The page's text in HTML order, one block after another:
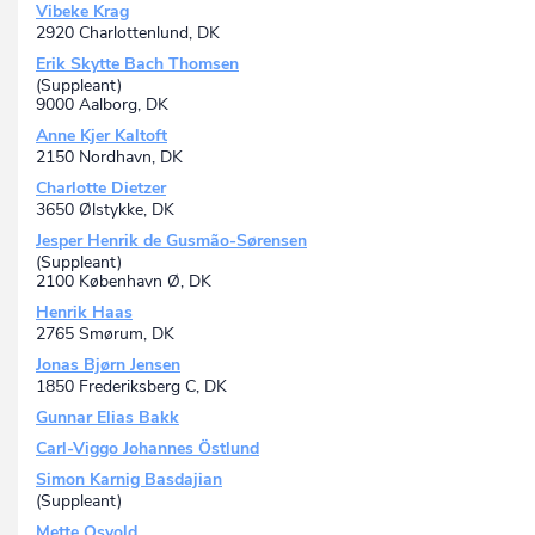
ARBEJDSSKADEFORSIKRINGSSELSKAB I A/S
TRYG-BALTICA FORSIKRING,
ARBEJDSSKADEFORSIKRINGSSELSKAB II A/S
TRYG FORSIKRING, ARBEJDSSKADEFORSIKRINGSSELSKAB A/
BALTICA ARBEJDSSKADE, FORSIKRINGSAKTIESELSKAB
TRYG FINANSIERINGSAKTIESELSKAB
MAX LEVIG & CO.S EFT. FORSIKRINGSAKTIESELSKAB
A. JESSEN & CO.S EFT. FORSIKRINGSAKTIESELSKAB
TRYG-BALTICA FORSIKRING, SKADESFORSIKRINGSSELSKAB
TRYG-BALTICA FORSIKRING A/S
TRYG FORSIKRING, ARBEJDSSKADEFORSIKRINGSSELSKAB I
TRYG FORSIKRING, ARBEJDSSKADEFORSIKRINGSSELSKAB II
UNI SKADEFORSIKRING A/S
SKADEFORSIKRINGSAKTIESELSKABET ENHJØRNINGEN
TRYG-BALTICA FORSIKRING, SKADESFORSIKRINGSSELSKAB II
A/S
TRYG-BALTICA FORSIKRING II A/S
TRYG FORSIKRING, SKADESFORSIKRINGSSELSKAB II A/S
A/S DANSK BYGNINGS ASSURANCE
FORSIKRINGS-AKTIESELSKABET CONCORD
FORSIKRINGSSELSKABET FRIBO A/S
DANSK HUSEJERFORSIKRING A/S
P-nr.: 1029695756
Englandsgade 25, st. tv, 6700 Esbjerg, DK
Vibeke Krag
2920 Charlottenlund, DK
Erik Skytte Bach Thomsen
(Suppleant)
9000 Aalborg, DK
Anne Kjer Kaltoft
2150 Nordhavn, DK
Charlotte Dietzer
3650 Ølstykke, DK
Jesper Henrik de Gusmão-Sørensen
(Suppleant)
2100 København Ø, DK
Henrik Haas
2765 Smørum, DK
Jonas Bjørn Jensen
1850 Frederiksberg C, DK
Gunnar Elias Bakk
Carl-Viggo Johannes Östlund
Simon Karnig Basdajian
(Suppleant)